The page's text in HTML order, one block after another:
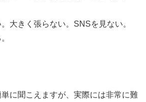
大きく張らない。SNSを見ない。
単に聞こえますが、実際には非常に難